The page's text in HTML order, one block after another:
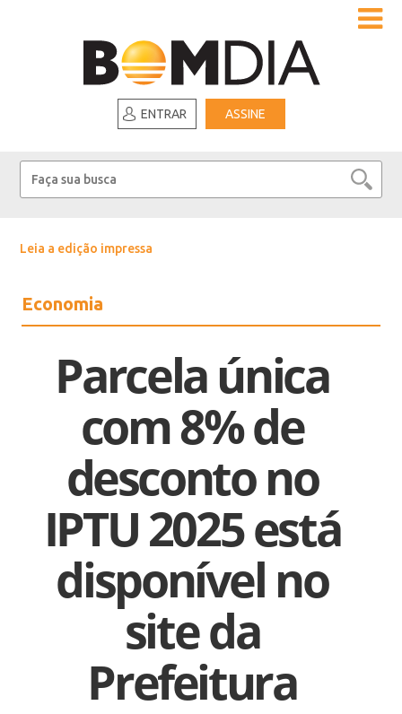
ENTRAR ASSINE
Leia a edição impressa
Economia
Parcela única
com 8% de
desconto no
IPTU 2025 está
disponível no
site da
Prefeitura